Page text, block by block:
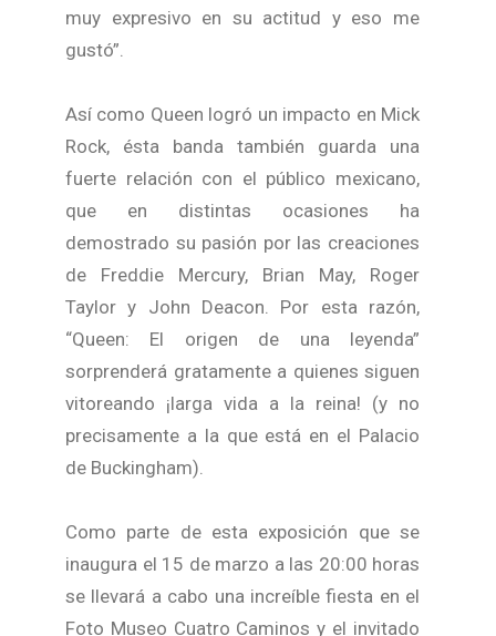
muy expresivo en su actitud y eso me
gustó”.
Así como Queen logró un impacto en Mick
Rock, ésta banda también guarda una
fuerte relación con el público mexicano,
que en distintas ocasiones ha
demostrado su pasión por las creaciones
de Freddie Mercury, Brian May, Roger
Taylor y John Deacon. Por esta razón,
“Queen: El origen de una leyenda”
sorprenderá gratamente a quienes siguen
vitoreando ¡larga vida a la reina! (y no
precisamente a la que está en el Palacio
de Buckingham).
Como parte de esta exposición que se
inaugura el 15 de marzo a las 20:00 horas
se llevará a cabo una increíble fiesta en el
Foto Museo Cuatro Caminos y el invitado